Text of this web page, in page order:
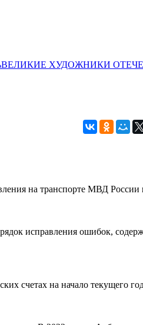
ВЕЛИКИЕ ХУДОЖНИКИ
на транспорте МВД
исправления ошибок,
счетах на начало текущего